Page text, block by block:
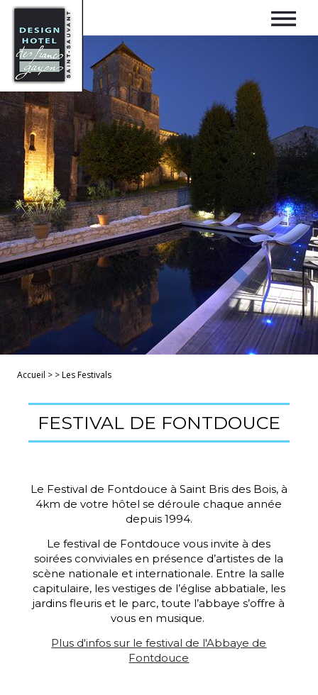
Accueil > >Les Festivals
FESTIVAL DE FONTDOUCE
Le Festival de Fontdouce à Saint Bris des Bois, à
4km de votre hôtel se déroule chaque année
depuis 1994.
Le festival de Fontdouce vous invite à des
soirées conviviales en présence d’artistes de la
scène nationale et internationale. Entre la salle
capitulaire, les vestiges de l’église abbatiale, les
jardins fleuris et le parc, toute l’abbaye s’offre à
vous en musique.
Plus d'infos sur le festival de l'Abbaye de
Fontdouce